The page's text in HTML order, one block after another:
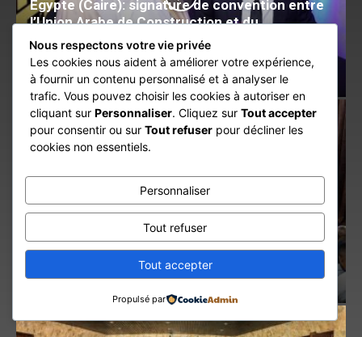
Égypte (Caire): signature de convention entre
l’Union Arabe de Construction et du
Développement Immobilier et la Chambre des
promoteurs immobiliers de Côte d’Ivoire
Entreprises & Secteurs août 1, 2026
La BCEAO présente son rapport annuel 2025
et met en avant ses priorités
Toutes les actualités juillet 23, 2026
Nous respectons votre vie privée
Les cookies nous aident à améliorer votre expérience,
à fournir un contenu personnalisé et à analyser le
trafic. Vous pouvez choisir les cookies à autoriser en
cliquant sur Personnaliser. Cliquez sur Tout accepter
pour consentir ou sur Tout refuser pour décliner les
cookies non essentiels.
Personnaliser
Tout refuser
Tout accepter
Propulsé par